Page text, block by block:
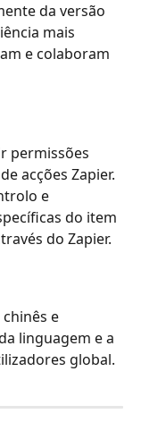
da versão
mais
e colaboram
permissões
acções Zapier.
e
do item
do Zapier.
e
linguagem e a
global.